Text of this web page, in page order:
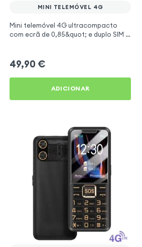
MINI TELEMÓVEL 4G
Mini telemóvel 4G ultracompacto
com ecrã de 0,85&quot; e duplo SIM -
49,90 €
ADICIONAR